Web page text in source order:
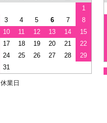
1
3 4 5 6 7
8
10 11 12 13 14
15
17 18 19 20 21
22
24 25 26 27 28
29
31
休業日